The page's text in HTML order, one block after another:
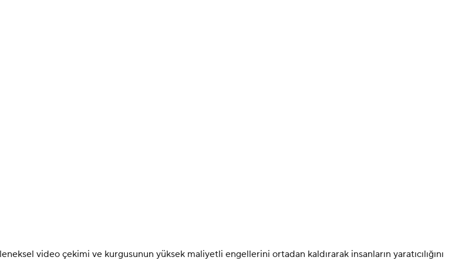
video çekimi ve kurgusunun yüksek maliyetli engellerini ortadan kaldırarak insanların yaratıcılığını